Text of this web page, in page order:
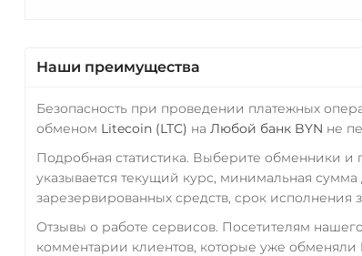
Наши преимущества
Безопасность при проведении платежных
обменом Litecoin (LTC) на Любой банк BYN не
Подробная статистика. Выберите обменники
указывается текущий курс, минимальная
зарезервированных средств, срок исполнения
Отзывы о работе сервисов. Посетителям
комментарии клиентов, которые уже обменяли